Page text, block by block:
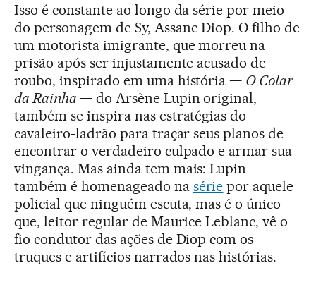
Isso é constante ao longo da série por meio
do personagem de Sy, Assane Diop. O filho de
um motorista imigrante, que morreu na
prisão após ser injustamente acusado de
roubo, inspirado em uma história — O Colar
da Rainha — do Arsène Lupin original,
também se inspira nas estratégias do
cavaleiro-ladrão para traçar seus planos de
encontrar o verdadeiro culpado e armar sua
vingança. Mas ainda tem mais: Lupin
também é homenageado na série por aquele
policial que ninguém escuta, mas é o único
que, leitor regular de Maurice Leblanc, vê o
fio condutor das ações de Diop com os
truques e artifícios narrados nas histórias.